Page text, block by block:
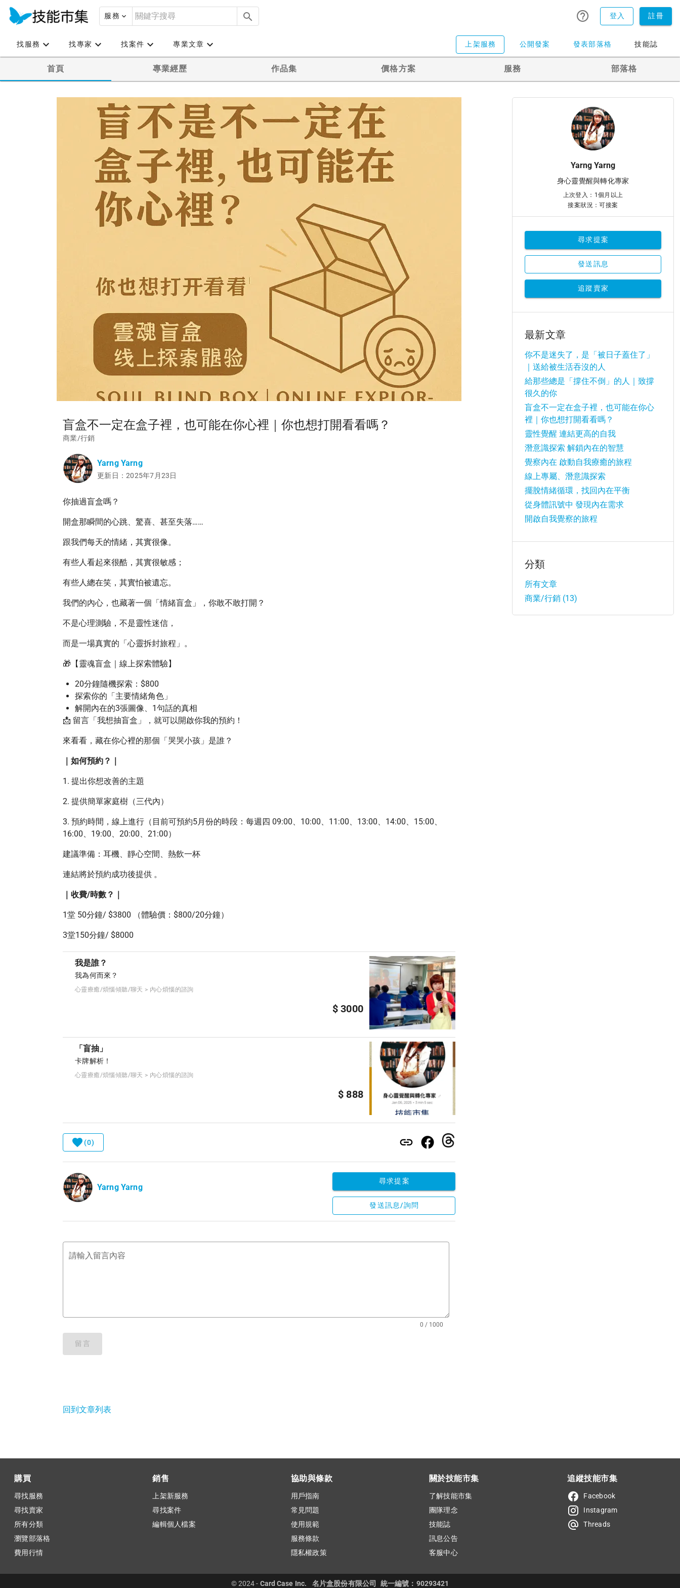
服務 登入 註冊
找服務 找專家 找案件 專業文章 上架服務 公開發案 發表部落格 技能誌
首頁 專業經歷 作品集 價格方案 服務 部落格
盲盒不一定在盒子裡，也可能在你心裡｜你也想打開看看嗎？
商業/行銷
Yarng Yarng
更新日：2025年7月23日
你抽過盲盒嗎？
開盒那瞬間的心跳、驚喜、甚至失落……
跟我們每天的情緒，其實很像。
有些人看起來很酷，其實很敏感；
有些人總在笑，其實怕被遺忘。
我們的內心，也藏著一個「情緒盲盒」，你敢不敢打開？
不是心理測驗，不是靈性迷信，
而是一場真實的「心靈拆封旅程」。
🎁【靈魂盲盒｜線上探索體驗】
20分鐘隨機探索：$800
探索你的「主要情緒角色」
解開內在的3張圖像、1句話的真相
📩 留言「我想抽盲盒」，就可以開啟你我的預約！
來看看，藏在你心裡的那個「哭哭小孩」是誰？
｜如何預約？｜
1. 提出你想改善的主題
2. 提供簡單家庭樹（三代內）
3. 預約時間，線上進行（目前可預約5月份的時段：每週四 09:00、10:00、11:00、13:00、14:00、15:00、
16:00、19:00、20:00、21:00）
建議準備：耳機、靜心空間、熱飲一杯
連結將於預約成功後提供 。
｜收費/時數？｜
1堂 50分鐘/ $3800 （體驗價：$800/20分鐘）
3堂150分鐘/ $8000
我是誰？
我為何而來？
心靈療癒/煩惱傾聽/聊天 > 內心煩惱的諮詢
$ 3000
「盲抽」
卡牌解析！
心靈療癒/煩惱傾聽/聊天 > 內心煩惱的諮詢
$ 888
(0)
Yarng Yarng
尋求提案
發送訊息/詢問
請輸入留言內容
0 / 1000
留言
回到文章列表
Yarng Yarng
身心靈覺醒與轉化專家
上次登入：1個月以上
接案狀況：可接案
尋求提案
發送訊息
追蹤賣家
最新文章
你不是迷失了，是「被日子蓋住了」
｜送給被生活吞沒的人
給那些總是「撐住不倒」的人｜致撐
很久的你
盲盒不一定在盒子裡，也可能在你心
裡｜你也想打開看看嗎？
靈性覺醒 連結更高的自我
潛意識探索 解鎖內在的智慧
覺察內在 啟動自我療癒的旅程
線上專屬、潛意識探索​
擺脫情緒循環，找回內在平衡
從身體訊號中 發現內在需求
開啟自我覺察的旅程
分類
所有文章
商業/行銷 (13)
購買
尋找服務
尋找賣家
所有分類
瀏覽部落格
費用行情
銷售
上架新服務
尋找案件
編輯個人檔案
協助與條款
用戶指南
常見問題
使用規範
服務條款
隱私權政策
關於技能市集
了解技能市集
團隊理念
技能誌
訊息公告
客服中心
追縱技能市集
Facebook
Instagram
Threads
© 2024 - Card Case Inc. 名片盒股份有限公司 統一編號：90293421